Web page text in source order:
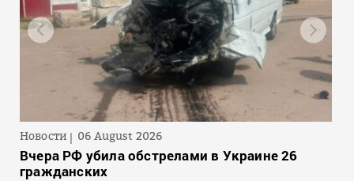
Новости 06 August 2026
Вчера РФ убила обстрелами в Украине 26
гражданских